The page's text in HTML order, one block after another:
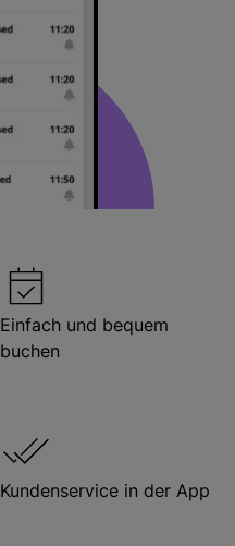
Einfach und bequem
buchen
Kundenservice in der App